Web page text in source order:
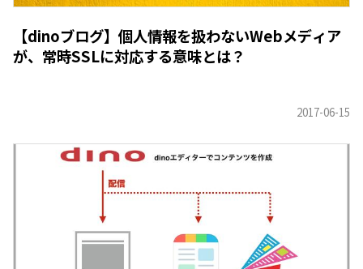
【dinoブログ】個人情報を扱わないWebメディア
が、常時SSLに対応する意味とは？